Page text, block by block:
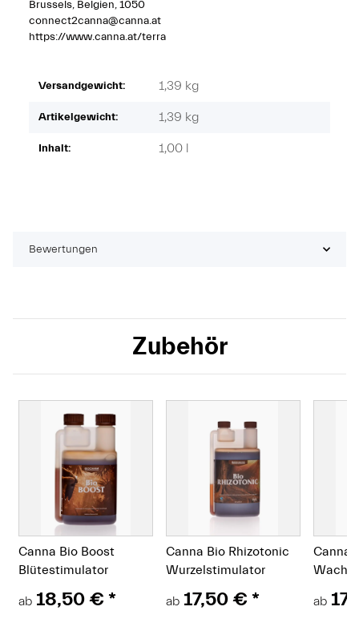
Brussels, Belgien, 1050
connect2canna@canna.at
https://www.canna.at/terra
Versandgewicht: 1,39 kg
Artikelgewicht: 1,39 kg
Inhalt: 1,00 l
Bewertungen
Zubehör
Canna Bio Boost
Blütestimulator
ab 18,50 €*
Canna Bio Rhizotonic
Wurzelstimulator
ab 17,50 €*
Canna
ab